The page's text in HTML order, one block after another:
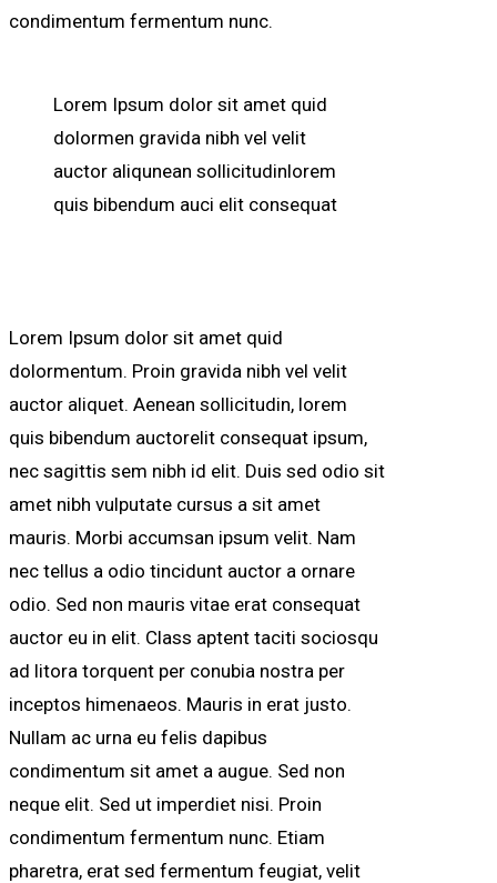
condimentum fermentum nunc.
Lorem Ipsum dolor sit amet quid
dolormen gravida nibh vel velit
auctor aliqunean sollicitudinlorem
quis bibendum auci elit consequat
Lorem Ipsum dolor sit amet quid
dolormentum. Proin gravida nibh vel velit
auctor aliquet. Aenean sollicitudin, lorem
quis bibendum auctorelit consequat ipsum,
nec sagittis sem nibh id elit. Duis sed odio sit
amet nibh vulputate cursus a sit amet
mauris. Morbi accumsan ipsum velit. Nam
nec tellus a odio tincidunt auctor a ornare
odio. Sed non mauris vitae erat consequat
auctor eu in elit. Class aptent taciti sociosqu
ad litora torquent per conubia nostra per
inceptos himenaeos. Mauris in erat justo.
Nullam ac urna eu felis dapibus
condimentum sit amet a augue. Sed non
neque elit. Sed ut imperdiet nisi. Proin
condimentum fermentum nunc. Etiam
pharetra, erat sed fermentum feugiat, velit